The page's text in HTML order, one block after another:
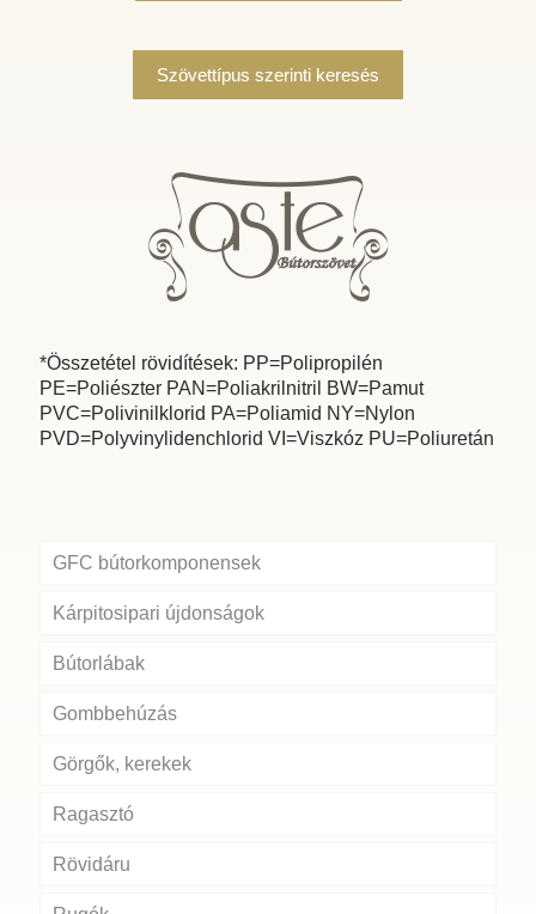
Szövettípus szerinti keresés
*Összetétel rövidítések: PP=Polipropilén
PE=Poliészter PAN=Poliakrilnitril BW=Pamut
PVC=Polivinilklorid PA=Poliamid NY=Nylon
PVD=Polyvinylidenchlorid VI=Viszkóz PU=Poliuretán
GFC bútorkomponensek
Kárpitosipari újdonságok
Bútorlábak
Gombbehúzás
Görgők, kerekek
Ragasztó
Rövidáru